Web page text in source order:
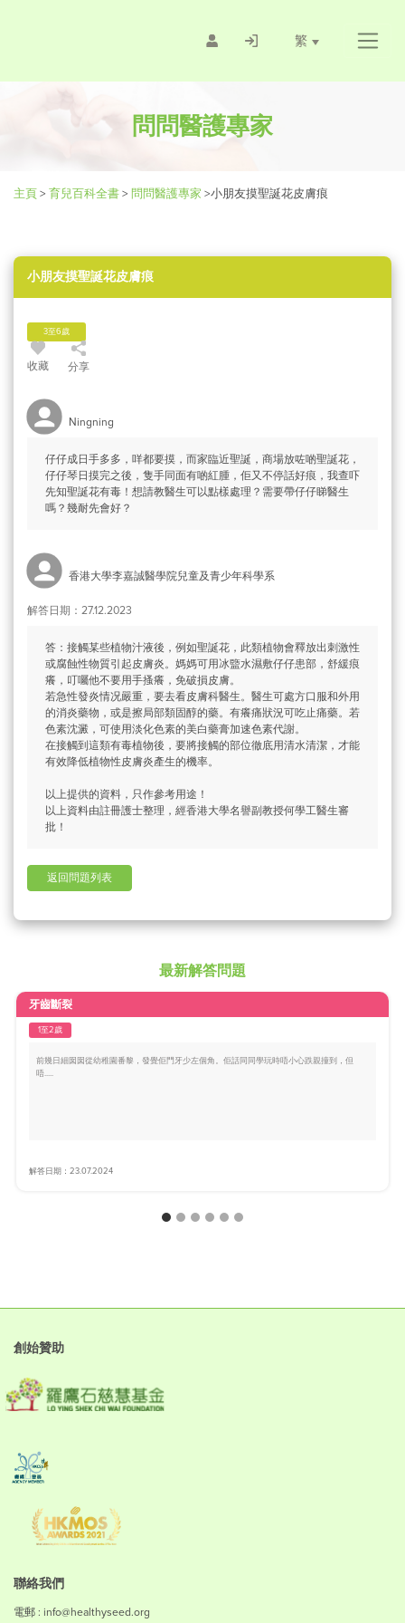
繁
問問醫護專家
主頁> 育兒百科全書> 問問醫護專家 >小朋友摸聖誕花皮膚痕
小朋友摸聖誕花皮膚痕
3至6歲
收藏 分享
Ningning
仔仔成日手多多，咩都要摸，而家臨近聖誕，商場放咗啲聖誕花，
仔仔琴日摸完之後，隻手同面有啲紅腫，佢又不停話好痕，我查吓
先知聖誕花有毒！想請教醫生可以點樣處理？需要帶仔仔睇醫生
嗎？幾耐先會好？
香港大學李嘉誠醫學院兒童及青少年科學系
解答日期：27.12.2023
答：接觸某些植物汁液後，例如聖誕花，此類植物會釋放出刺激性
或腐蝕性物質引起皮膚炎。媽媽可用冰盬水濕敷仔仔患部，舒緩痕
癢，叮囑他不要用手搔癢，免破損皮膚。
若急性發炎情况嚴重，要去看皮膚科醫生。醫生可處方口服和外用
的消炎藥物，或是擦局部類固醇的藥。有癢痛狀況可吃止痛藥。若
色素沈澱，可使用淡化色素的美白藥膏加速色素代謝。
在接觸到這類有毒植物後，要將接觸的部位徹底用清水清潔，才能
有效降低植物性皮膚炎產生的機率。
以上提供的資料，只作參考用途！
以上資料由註冊護士整理，經香港大學名譽副教授何學工醫生審
批！
返回問題列表
最新解答問題
牙齒斷裂
1至2歲
前幾日細囡囡從幼稚園番黎，發覺佢門牙少左個角。佢話同同學玩時唔小心跌親撞到，但
唔.....
解答日期：23.07.2024
創始贊助
聯絡我們
電郵 : info@healthyseed.org